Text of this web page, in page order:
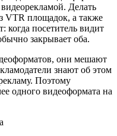
видеорекламой. Делать
VTR площадок, а также
когда посетитель видит
закрывает оба.
они мешают
знают об этом
Поэтому
одного видеоформата на